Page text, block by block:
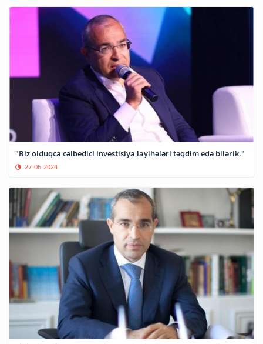
"Biz olduqca cəlbedici investisiya layihələri təqdim edə bilərik."
27-06-2024